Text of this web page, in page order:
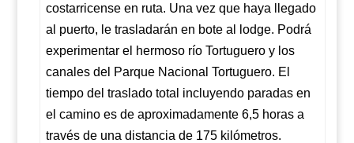
costarricense en ruta. Una vez que haya llegado
al puerto, le trasladarán en bote al lodge. Podrá
experimentar el hermoso río Tortuguero y los
canales del Parque Nacional Tortuguero. El
tiempo del traslado total incluyendo paradas en
el camino es de aproximadamente 6,5 horas a
través de una distancia de 175 kilómetros.